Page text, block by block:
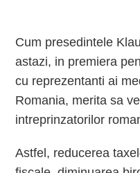
Cum presedintele
astazi, in premiera
cu reprezentanti ai
Romania, merita sa
intreprinzatorilor
Astfel, reducerea